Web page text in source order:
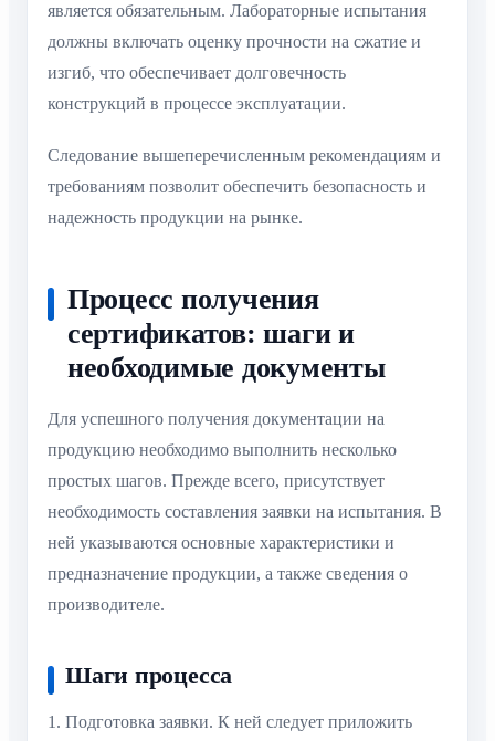
является обязательным. Лабораторные испытания
должны включать оценку прочности на сжатие и
изгиб, что обеспечивает долговечность
конструкций в процессе эксплуатации.
Следование вышеперечисленным рекомендациям и
требованиям позволит обеспечить безопасность и
надежность продукции на рынке.
Процесс получения
сертификатов: шаги и
необходимые документы
Для успешного получения документации на
продукцию необходимо выполнить несколько
простых шагов. Прежде всего, присутствует
необходимость составления заявки на испытания. В
ней указываются основные характеристики и
предназначение продукции, а также сведения о
производителе.
Шаги процесса
1. Подготовка заявки. К ней следует приложить